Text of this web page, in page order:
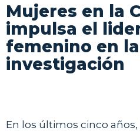
Mujeres en la
impulsa el
femenino en la
investigación
En los últimos cinco años,